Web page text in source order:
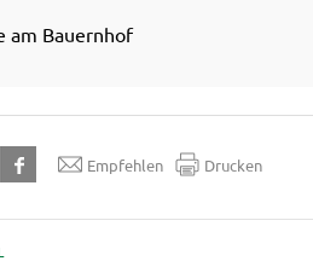
am Bauernhof
Empfehlen Drucken